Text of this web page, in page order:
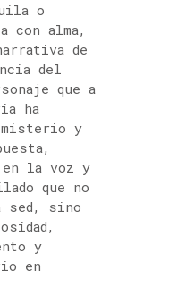
o
con alma,
de
del
que a
ha
misterio y
en la voz y
que no
sino
y
en